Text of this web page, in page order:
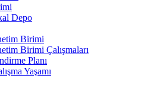
Depo
Birimi
Birimi Çalışmaları
Planı
Yaşamı